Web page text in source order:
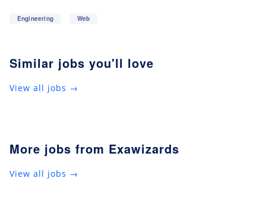
Engineering Web
Similar jobs you'll love
View all jobs →
More jobs from Exawizards
View all jobs →